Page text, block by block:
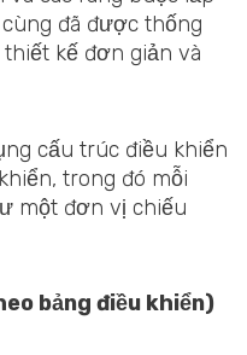
đã được thống
kế đơn giản và
cấu trúc điều khiển
trong đó mỗi
một đơn vị chiếu
bảng điều khiển)